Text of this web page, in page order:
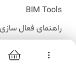
BIM Tools
راهنمای فعال سازی
تمامی